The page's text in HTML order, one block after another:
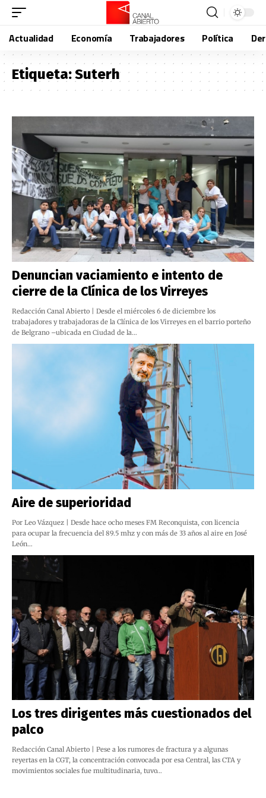
Actualidad Economía Trabajadores Política
Etiqueta:Suterh
Denuncian vaciamiento e intento de
cierre de la Clínica de los Virreyes
Redacción Canal Abierto | Desde el miércoles 6 de diciembre los
trabajadores y trabajadoras de la Clínica de los Virreyes en el barrio porteño
de Belgrano –ubicada en Ciudad de la…
Aire de superioridad
Por Leo Vázquez | Desde hace ocho meses FM Reconquista, con licencia
para ocupar la frecuencia del 89.5 mhz y con más de 33 años al aire en José
León…
Los tres dirigentes más cuestionados del
palco
Redacción Canal Abierto | Pese a los rumores de fractura y a algunas
reyertas en la CGT, la concentración convocada por esa Central, las CTA y
movimientos sociales fue multitudinaria, tuvo…